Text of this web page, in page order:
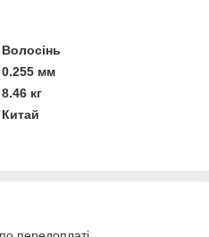
Волосінь
0.255 мм
8.46 кг
Китай